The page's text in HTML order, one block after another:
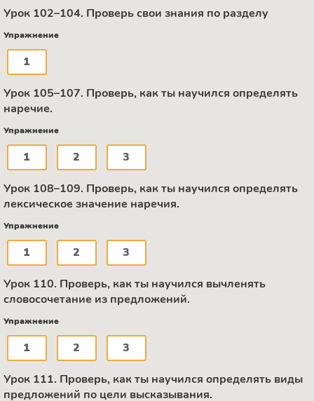
Урок 102–104. Проверь свои знания по разделу
Упражнение
1
Урок 105–107. Проверь, как ты научился определять
наречие.
Упражнение
1 2 3
Урок 108–109. Проверь, как ты научился определять
лексическое значение наречия.
Упражнение
1 2 3
Урок 110. Проверь, как ты научился вычленять
словосочетание из предложений.
Упражнение
1 2 3
Урок 111. Проверь, как ты научился определять виды
предложений по цели высказывания.